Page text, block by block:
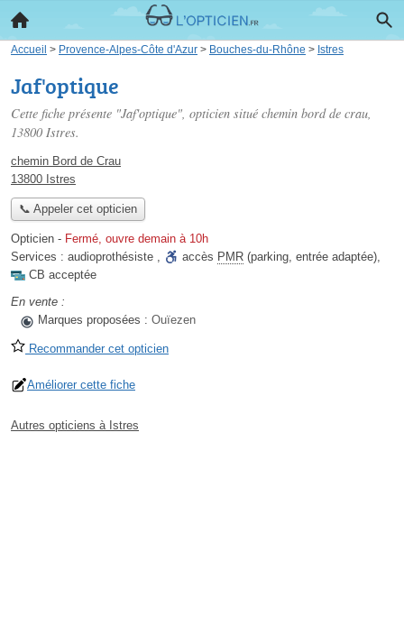
Accueil > Provence-Alpes-Côte d'Azur > Bouches-du-Rhône > Istres
Jaf'optique
Cette fiche présente "Jaf'optique", opticien situé chemin bord de crau,
13800 Istres.
chemin Bord de Crau
13800 Istres
📞 Appeler cet opticien
Opticien - Fermé, ouvre demain à 10h
Services : audioprothésiste , accès PMR (parking, entrée adaptée),
CB acceptée
En vente :
Marques proposées : Ouïezen
Recommander cet opticien
Améliorer cette fiche
Autres opticiens à Istres